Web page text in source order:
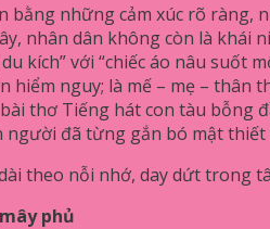
bằng những cảm xúc rõ ràng,
nhân dân không còn là
kích” với “chiếc áo nâu suốt
nguy; là mế – mẹ – thân
thơ Tiếng hát con tàu bỗng
đã từng gắn bó mật
theo nỗi nhớ, day dứt
phủ